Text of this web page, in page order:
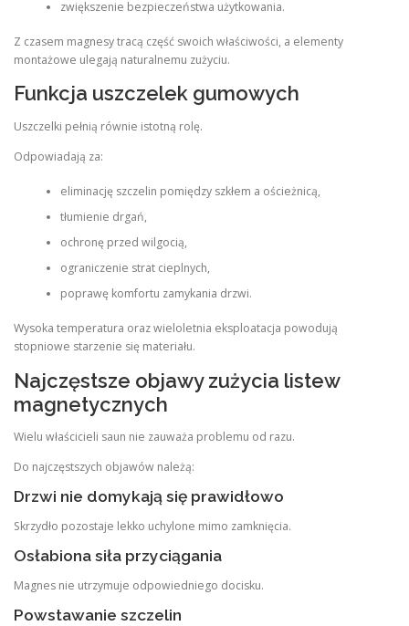
zwiększenie bezpieczeństwa użytkowania.
Z czasem magnesy tracą część swoich właściwości, a elementy
montażowe ulegają naturalnemu zużyciu.
Funkcja uszczelek gumowych
Uszczelki pełnią równie istotną rolę.
Odpowiadają za:
eliminację szczelin pomiędzy szkłem a ościeżnicą,
tłumienie drgań,
ochronę przed wilgocią,
ograniczenie strat cieplnych,
poprawę komfortu zamykania drzwi.
Wysoka temperatura oraz wieloletnia eksploatacja powodują
stopniowe starzenie się materiału.
Najczęstsze objawy zużycia listew
magnetycznych
Wielu właścicieli saun nie zauważa problemu od razu.
Do najczęstszych objawów należą:
Drzwi nie domykają się prawidłowo
Skrzydło pozostaje lekko uchylone mimo zamknięcia.
Osłabiona siła przyciągania
Magnes nie utrzymuje odpowiedniego docisku.
Powstawanie szczelin